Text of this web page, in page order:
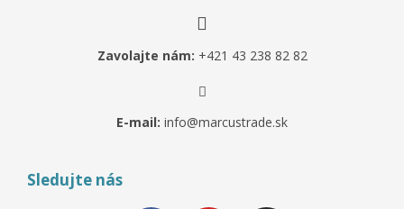
Zavolajte nám: +421 43 238 82 82
E-mail: info@marcustrade.sk
Sledujte nás